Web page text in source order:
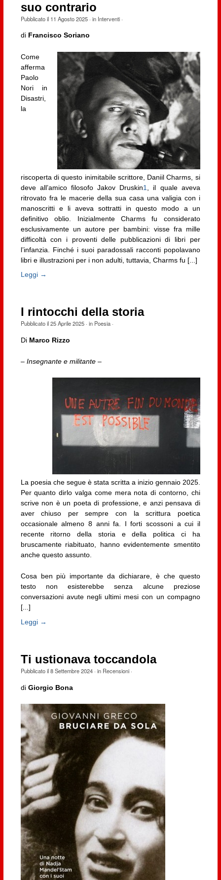
suo contrario
Pubblicato il 11 Agosto 2025· in Interventi·
di Francisco Soriano
Come
afferma
Paolo
Nori in
Disastri,
la
riscoperta di questo inimitabile scrittore, Daniil Charms, si
deve all’amico filosofo Jakov Druskin1
, il quale aveva
ritrovato fra le macerie della sua casa una valigia con i
manoscritti e li aveva sottratti in questo modo a un
definitivo oblio. Inizialmente Charms fu considerato
esclusivamente un autore per bambini: visse fra mille
difficoltà con i proventi delle pubblicazioni di libri per
l’infanzia. Finché i suoi paradossali racconti popolavano
libri e illustrazioni per i non adulti, tuttavia, Charms fu [...]
Leggi →
I rintocchi della storia
Pubblicato il25 Aprile 2025· in Poesia·
DiMarco Rizzo
– Insegnante e militante–
La poesia che segue è stata scritta a inizio gennaio 2025.
Per quanto dirlo valga come mera nota di contorno, chi
scrive non è un poeta di professione, e anzi pensava di
aver chiuso per sempre con la scrittura poetica
occasionale almeno 8 anni fa. I forti scossoni a cui il
recente ritorno della storia e della politica ci ha
bruscamente riabituato, hanno evidentemente smentito
anche questo assunto.
Cosa ben più importante da dichiarare, è che questo
testo non esisterebbe senza alcune preziose
conversazioni avute negli ultimi mesi con un compagno
[...]
Leggi →
Ti ustionava toccandola
Pubblicato il8 Settembre 2024· in Recensioni·
di Giorgio Bona